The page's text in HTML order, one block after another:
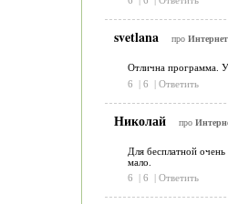
svetlana про
Отлична программа.
6
| 6 | Ответить
Николай про
Для бесплатной
мало.
6
| 6 | Ответить